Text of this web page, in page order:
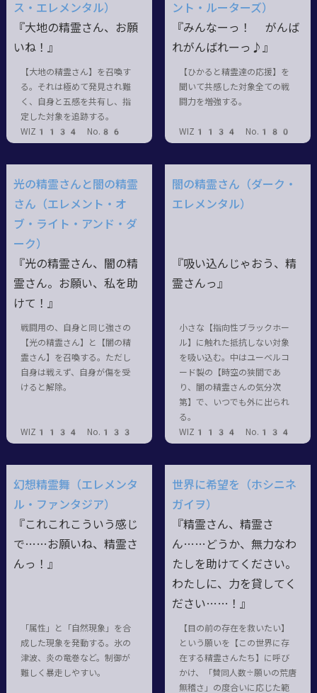
ス・エレメンタル）
『大地の精霊さん、お願
いね！』
【大地の精霊さん】を召喚す
る。それは極めて発見され難
く、自身と五感を共有し、指
定した対象を追跡する。
WIZ1134 No.86
ント・ルーターズ）
『みんなーっ！ がんば
れがんばれーっ♪』
【ひかると精霊達の応援】を
聞いて共感した対象全ての戦
闘力を増強する。
WIZ1134 No.180
光の精霊さんと闇の精霊
さん（エレメント・オ
ブ・ライト・アンド・ダ
ーク）
『光の精霊さん、闇の精
霊さん。お願い、私を助
けて！』
戦闘用の、自身と同じ強さの
【光の精霊さん】と【闇の精
霊さん】を召喚する。ただし
自身は戦えず、自身が傷を受
けると解除。
WIZ1134 No.133
闇の精霊さん（ダーク・
エレメンタル）
『吸い込んじゃおう、精
霊さんっ』
小さな【指向性ブラックホー
ル】に触れた抵抗しない対象
を吸い込む。中はユーベルコ
ード製の【時空の狭間であ
り、闇の精霊さんの気分次
第】で、いつでも外に出られ
る。
WIZ1134 No.134
幻想精霊舞（エレメンタ
ル・ファンタジア）
『これこれこういう感じ
で……お願いね、精霊さ
んっ！』
「属性」と「自然現象」を合
成した現象を発動する。氷の
津波、炎の竜巻など。制御が
難しく暴走しやすい。
世界に希望を（ホシニネ
ガイヲ）
『精霊さん、精霊さ
ん……どうか、無力なわ
たしを助けてください。
わたしに、力を貸してく
ださい……！』
【目の前の存在を救いたい】
という願いを【この世界に存
在する精霊さんたち】に呼び
かけ、「賛同人数÷願いの荒唐
無稽さ」の度合いに応じた範